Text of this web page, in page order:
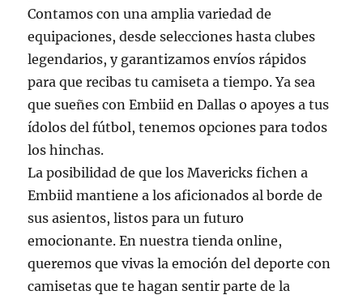
Contamos con una amplia variedad de
equipaciones, desde selecciones hasta clubes
legendarios, y garantizamos envíos rápidos
para que recibas tu camiseta a tiempo. Ya sea
que sueñes con Embiid en Dallas o apoyes a tus
ídolos del fútbol, tenemos opciones para todos
los hinchas.
La posibilidad de que los Mavericks fichen a
Embiid mantiene a los aficionados al borde de
sus asientos, listos para un futuro
emocionante. En nuestra tienda online,
queremos que vivas la emoción del deporte con
camisetas que te hagan sentir parte de la